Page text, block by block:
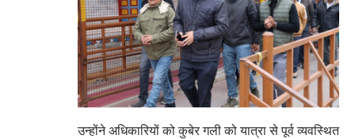
उन्होंने अधिकारियों को कुबेर गली को यात्रा से पूर्व व्यवस्थित